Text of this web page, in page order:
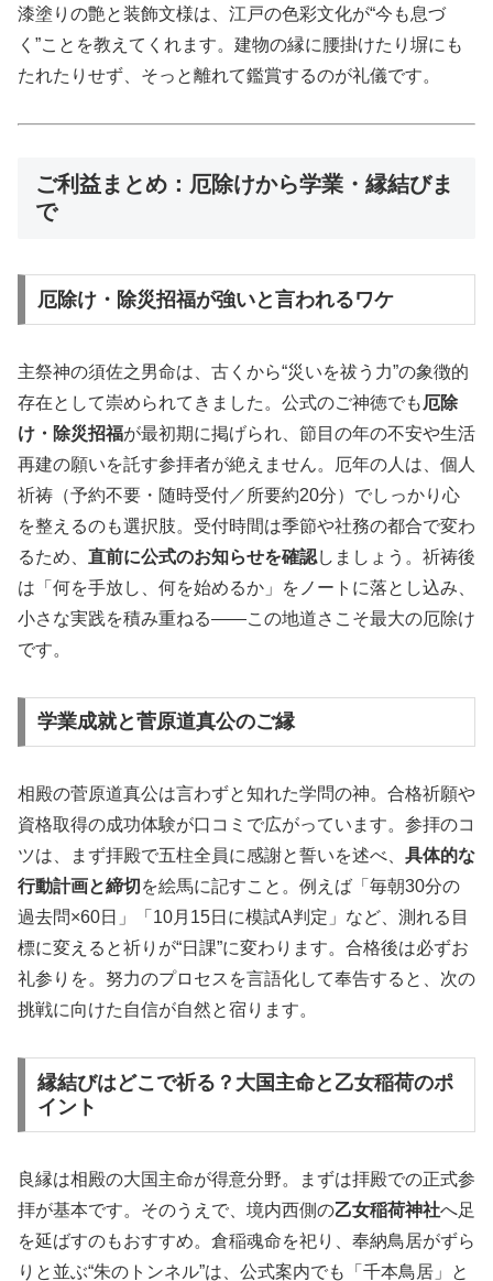
漆塗りの艶と装飾文様は、江戸の色彩文化が“今も息づ
く”ことを教えてくれます。建物の縁に腰掛けたり塀にも
たれたりせず、そっと離れて鑑賞するのが礼儀です。
ご利益まとめ：厄除けから学業・縁結びま
で
厄除け・除災招福が強いと言われるワケ
主祭神の須佐之男命は、古くから“災いを祓う力”の象徴的
存在として崇められてきました。公式のご神徳でも 厄除
け・除災招福が最初期に掲げられ、節目の年の不安や生活
再建の願いを託す参拝者が絶えません。厄年の人は、個人
祈祷（予約不要・随時受付／所要約20分）でしっかり心
を整えるのも選択肢。受付時間は季節や社務の都合で変わ
るため、 直前に公式のお知らせを確認しましょう。祈祷後
は「何を手放し、何を始めるか」をノートに落とし込み、
小さな実践を積み重ねる――この地道さこそ最大の厄除け
です。
学業成就と菅原道真公のご縁
相殿の菅原道真公は言わずと知れた学問の神。合格祈願や
資格取得の成功体験が口コミで広がっています。参拝のコ
ツは、まず拝殿で五柱全員に感謝と誓いを述べ、 具体的な
行動計画と締切 を絵馬に記すこと。例えば「毎朝30分の
過去問×60日」「10月15日に模試A判定」など、測れる目
標に変えると祈りが“日課”に変わります。合格後は必ずお
礼参りを。努力のプロセスを言語化して奉告すると、次の
挑戦に向けた自信が自然と宿ります。
縁結びはどこで祈る？大国主命と乙女稲荷のポ
イント
良縁は相殿の大国主命が得意分野。まずは拝殿での正式参
拝が基本です。そのうえで、境内西側の乙女稲荷神社へ足
を延ばすのもおすすめ。倉稲魂命を祀り、奉納鳥居がずら
りと並ぶ“朱のトンネル”は、公式案内でも「千本鳥居」と